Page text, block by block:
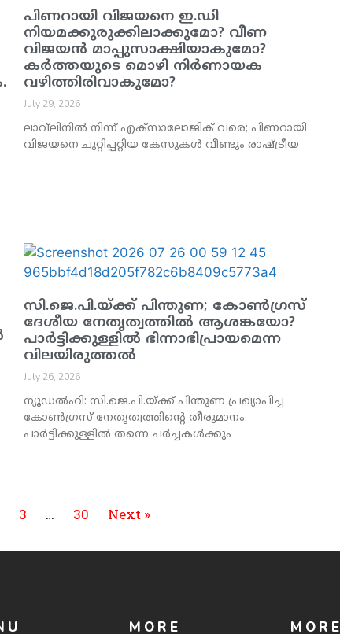
പിണറായി വിജയനെ ഇ.ഡി
നിയമക്കുരുക്കിലാക്കുമോ? വീണ
വിജയൻ മാപ്പുസാക്ഷിയാകുമോ?
കർത്തയുടെ മൊഴി നിർണായക
വഴിത്തിരിവാകുമോ?
July 29, 2026
ലാവ്‌ലിനിൽ നിന്ന് എക്‌സാലോജിക് വരെ; പിണറായി
വിജയനെ ചുറ്റിപ്പറ്റിയ കേസുകൾ വീണ്ടും രാഷ്ട്രീയ
സി.ജെ.പി.യ്ക്ക് പിന്തുണ; കോൺഗ്രസ്
ദേശീയ നേതൃത്വത്തിൽ ആശങ്കയോ?
പാർട്ടിക്കുള്ളിൽ ഭിന്നാഭിപ്രായമെന്ന
വിലയിരുത്തൽ
July 26, 2026
ന്യൂഡൽഹി: സി.ജെ.പി.യ്ക്ക് പിന്തുണ പ്രഖ്യാപിച്ച
കോൺഗ്രസ് നേതൃത്വത്തിന്റെ തീരുമാനം
പാർട്ടിക്കുള്ളിൽ തന്നെ ചർച്ചകൾക്കും
3 … 30 Next »
MORE MORE